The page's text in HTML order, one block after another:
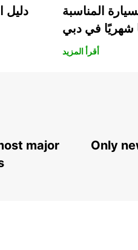
دليل
المناسبة
شهريًا في دبي
أقرأ المزيد
major
Only